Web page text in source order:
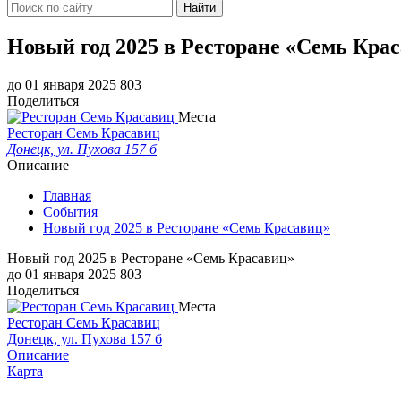
Найти
Новый год 2025 в Ресторане «Семь
до 01 января 2025 803
Поделиться
Места
Ресторан Семь Красавиц
Донецк, ул. Пухова 157 б
Описание
Главная
События
Новый год 2025 в Ресторане «Семь Красавиц»
Новый год 2025 в Ресторане «Семь Красавиц»
до 01 января 2025 803
Поделиться
Места
Ресторан Семь Красавиц
Донецк, ул. Пухова 157 б
Описание
Карта